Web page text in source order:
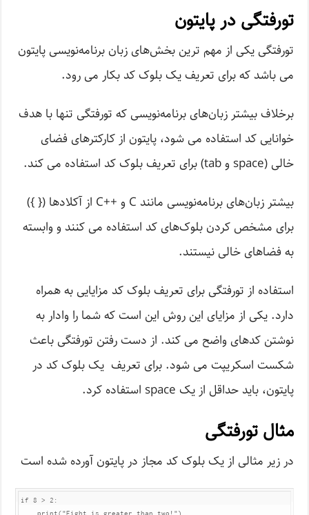
تورفتگی در پایتون
تورفتگی یکی از مهم ترین بخش‌های زبان برنامه‌نویسی پایتون
می باشد که برای تعریف یک بلوک کد بکار می رود.
برخلاف بیشتر زبان‌های برنامه‌نویسی که تورفتگی تنها با هدف
خوانایی کد استفاده می شود، پایتون از کارکترهای فضای
خالی (space و tab) برای تعریف بلوک کد استفاده می کند.
بیشتر زبان‌های برنامه‌نویسی مانند C و ++‌C از آکلادها ({ })
برای مشخص کردن بلوک‌های کد استفاده می کنند و وابسته
به فضاهای خالی نیستند.
استفاده از تورفتگی برای تعریف بلوک کد مزایایی به همراه
دارد. یکی از مزایای این روش این است که شما را وادار به
نوشتن کدهای واضح می کند. از دست رفتن تورفتگی باعث
شکست اسکریپت می شود. برای تعریف یک بلوک کد در
پایتون، باید حداقل از یک space استفاده کرد.
مثال تورفتگی
در زیر مثالی از یک بلوک کد مجاز در پایتون آورده شده است
if 8 > 2:
    print("Eight is greater than two!")